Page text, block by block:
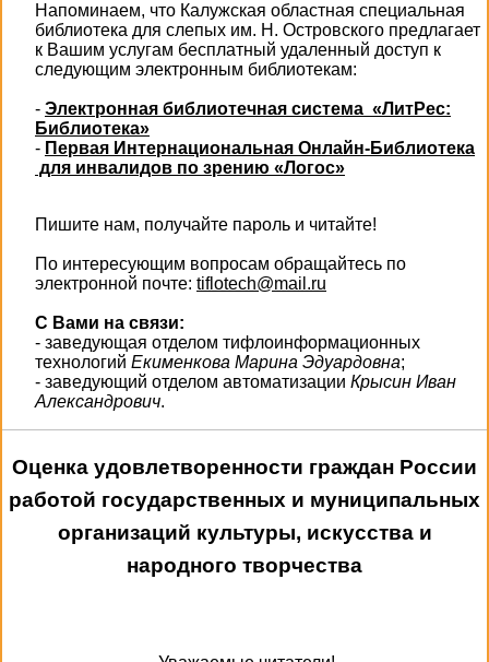
Напоминаем, что Калужская областная специальная
библиотека для слепых им. Н. Островского предлагает
к Вашим услугам бесплатный удаленный доступ к
следующим электронным библиотекам:
- Электронная библиотечная система «ЛитРес:
Библиотека»
- Первая Интернациональная Онлайн-Библиотека
для инвалидов по зрению «Логос»
Пишите нам, получайте пароль и читайте!
По интересующим вопросам обращайтесь по
электронной почте: tiflotech@mail.ru
С Вами на связи:
- заведующая отделом тифлоинформационных
технологий Екименкова Марина Эдуардовна;
- заведующий отделом автоматизации Крысин Иван
Александрович.
Оценка удовлетворенности граждан России
работой государственных и муниципальных
организаций культуры, искусства и
народного творчества